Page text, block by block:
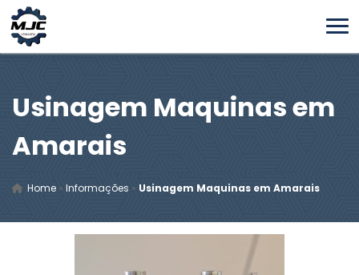
Usinagem Maquinas em
Amarais
Home » Informações » Usinagem Maquinas em Amarais